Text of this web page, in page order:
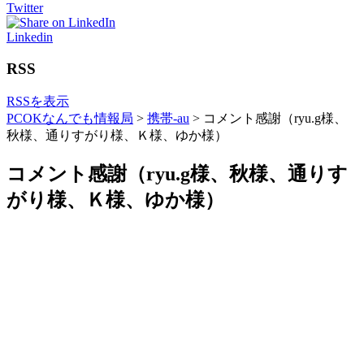
Twitter
Linkedin
RSS
RSSを表示
PCOKなんでも情報局 > 携帯-au > コメント感謝（ryu.g様、
秋様、通りすがり様、Ｋ様、ゆか様）
コメント感謝（ryu.g様、秋様、通りす
がり様、Ｋ様、ゆか様）